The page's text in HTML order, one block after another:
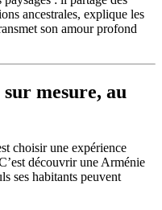
ancestrales, explique les
son amour profond
mesure, au
choisir une expérience
découvrir une Arménie
ses habitants peuvent